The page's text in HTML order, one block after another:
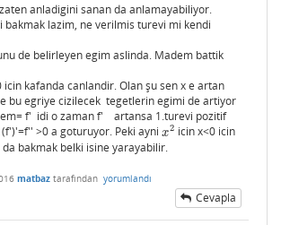
anladigini sanan da anlamayabiliyor.
bakmak lazim, ne verilmis turevi mi kendi
de belirleyen egim aslinda. Madem battik
kafanda canlandir. Olan şu sen x e artan
bu egriye cizilecek tegetlerin egimi de artiyor
f' idi o zaman f' artansa 1.turevi pozitif
>0 a goturuyor. Peki ayni x2
x2 icin x<0 icin
da bakmak belki isine yarayabilir.
matbaz tarafından yorumlandı
Cevapla